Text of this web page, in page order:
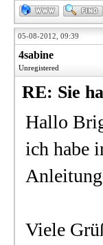
05-08-2012, 09:39
4sabine
Unregistered
RE: Sie
Hallo
ich habe
Viele